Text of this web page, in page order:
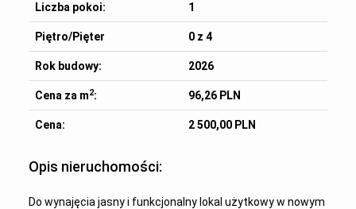
Liczba pokoi: 1
Piętro/Pięter 0 z 4
Rok budowy: 2026
Cena za m2: 96,26 PLN
Cena: 2 500,00 PLN
Opis nieruchomości:
Do wynajęcia jasny i funkcjonalny lokal użytkowy w nowym